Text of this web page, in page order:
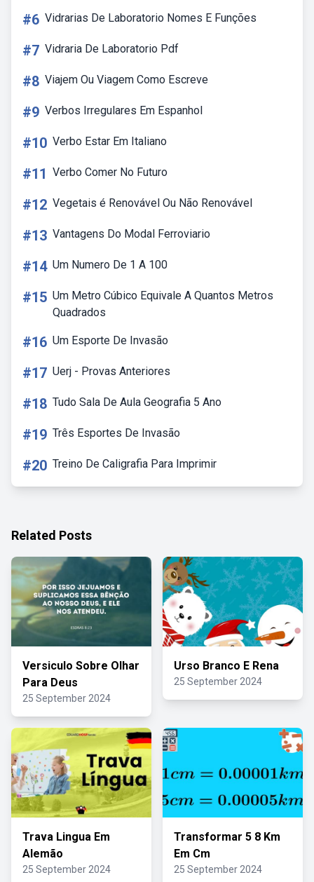
#6 Vidrarias De Laboratorio Nomes E Funções
#7 Vidraria De Laboratorio Pdf
#8 Viajem Ou Viagem Como Escreve
#9 Verbos Irregulares Em Espanhol
#10 Verbo Estar Em Italiano
#11 Verbo Comer No Futuro
#12 Vegetais é Renovável Ou Não Renovável
#13 Vantagens Do Modal Ferroviario
#14 Um Numero De 1 A 100
#15 Um Metro Cúbico Equivale A Quantos Metros
Quadrados
#16 Um Esporte De Invasão
#17 Uerj - Provas Anteriores
#18 Tudo Sala De Aula Geografia 5 Ano
#19 Três Esportes De Invasão
#20 Treino De Caligrafia Para Imprimir
Related Posts
Versiculo Sobre Olhar
Para Deus
25 September 2024
Urso Branco E Rena
25 September 2024
Trava Lingua Em
Alemão
25 September 2024
Transformar 5 8 Km
Em Cm
25 September 2024